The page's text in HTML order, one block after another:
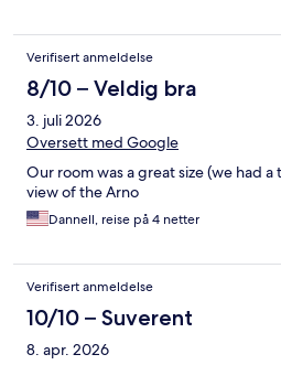
Verifisert anmeldelse
8/10 – Veldig bra
3. juli 2026
Oversett med Google
Our room was a great size (we had
view of the Arno
Dannell, reise på 4 netter
Verifisert anmeldelse
10/10 – Suverent
8. apr. 2026